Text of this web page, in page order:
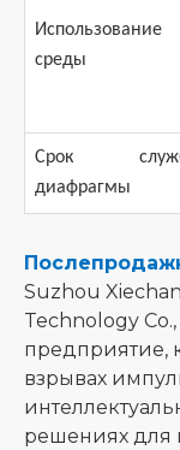
Использование
среды
Срок
диафрагмы
Suzhou
Technology
предприятие,
взрывах
решениях для